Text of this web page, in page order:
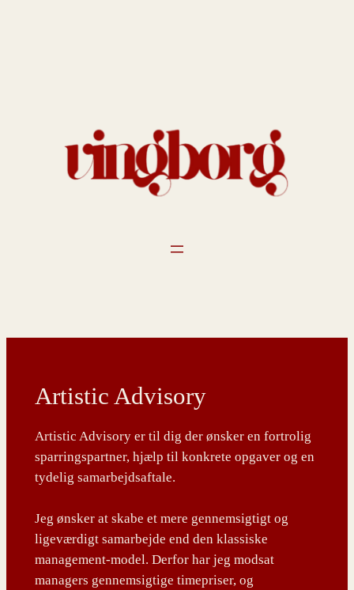
Artistic Advisory
Artistic Advisory er til dig der ønsker en fortrolig
sparringspartner, hjælp til konkrete opgaver og en
tydelig samarbejdsaftale.
Jeg ønsker at skabe et mere gennemsigtigt og
ligeværdigt samarbejde end den klassiske
management-model. Derfor har jeg modsat
managers gennemsigtige timepriser, og